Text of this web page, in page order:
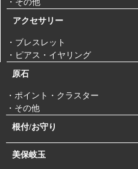
・その他
アクセサリー
・ブレスレット
・ピアス・イヤリング
原石
・ポイント・クラスター
・その他
根付/お守り
美保岐玉